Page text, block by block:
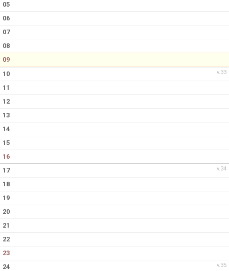
05
06
07
08
09
v.33
10
11
12
13
14
15
16
v.34
17
18
19
20
21
22
23
v.35
24